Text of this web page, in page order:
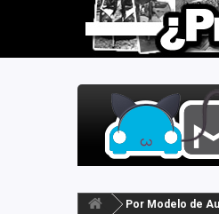
Por Modelo de